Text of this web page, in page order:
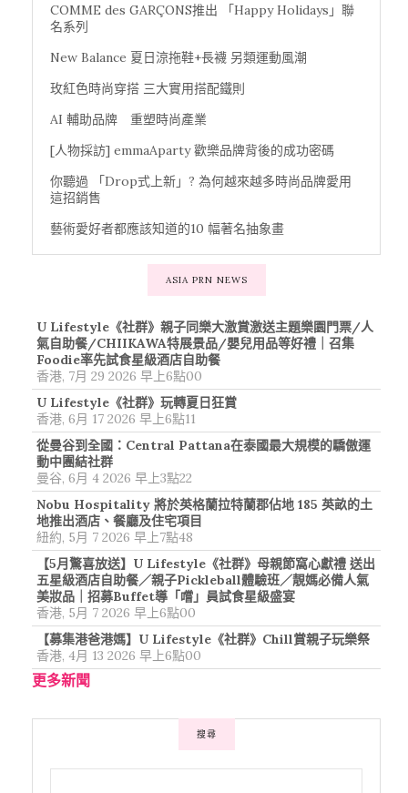
COMME des GARÇONS推出 「Happy Holidays」聯
名系列
New Balance 夏日涼拖鞋+長襪 另類運動風潮
玫紅色時尚穿搭 三大實用搭配鐵則
AI 輔助品牌 重塑時尚產業
[人物採訪] emmaAparty 歡樂品牌背後的成功密碼
你聽過 「Drop式上新」? 為何越來越多時尚品牌愛用
這招銷售
藝術愛好者都應該知道的10 幅著名抽象畫
ASIA PRN NEWS
U Lifestyle《社群》親子同樂大激賞激送主題樂園門票/人
氣自助餐/CHIIKAWA特展景品/嬰兒用品等好禮｜召集
Foodie率先試食星級酒店自助餐
香港, 7月 29 2026 早上6點00
U Lifestyle《社群》玩轉夏日狂賞
香港, 6月 17 2026 早上6點11
從曼谷到全國：Central Pattana在泰國最大規模的驕傲運
動中團結社群
曼谷, 6月 4 2026 早上3點22
Nobu Hospitality 將於英格蘭拉特蘭郡佔地 185 英畝的土
地推出酒店、餐廳及住宅項目
紐約, 5月 7 2026 早上7點48
【5月驚喜放送】U Lifestyle《社群》母親節窩心獻禮 送出
五星級酒店自助餐／親子Pickleball體驗班／靚媽必備人氣
美妝品｜招募Buffet導「嚐」員試食星級盛宴
香港, 5月 7 2026 早上6點00
【募集港爸港媽】U Lifestyle《社群》Chill賞親子玩樂祭
香港, 4月 13 2026 早上6點00
更多新聞
搜尋